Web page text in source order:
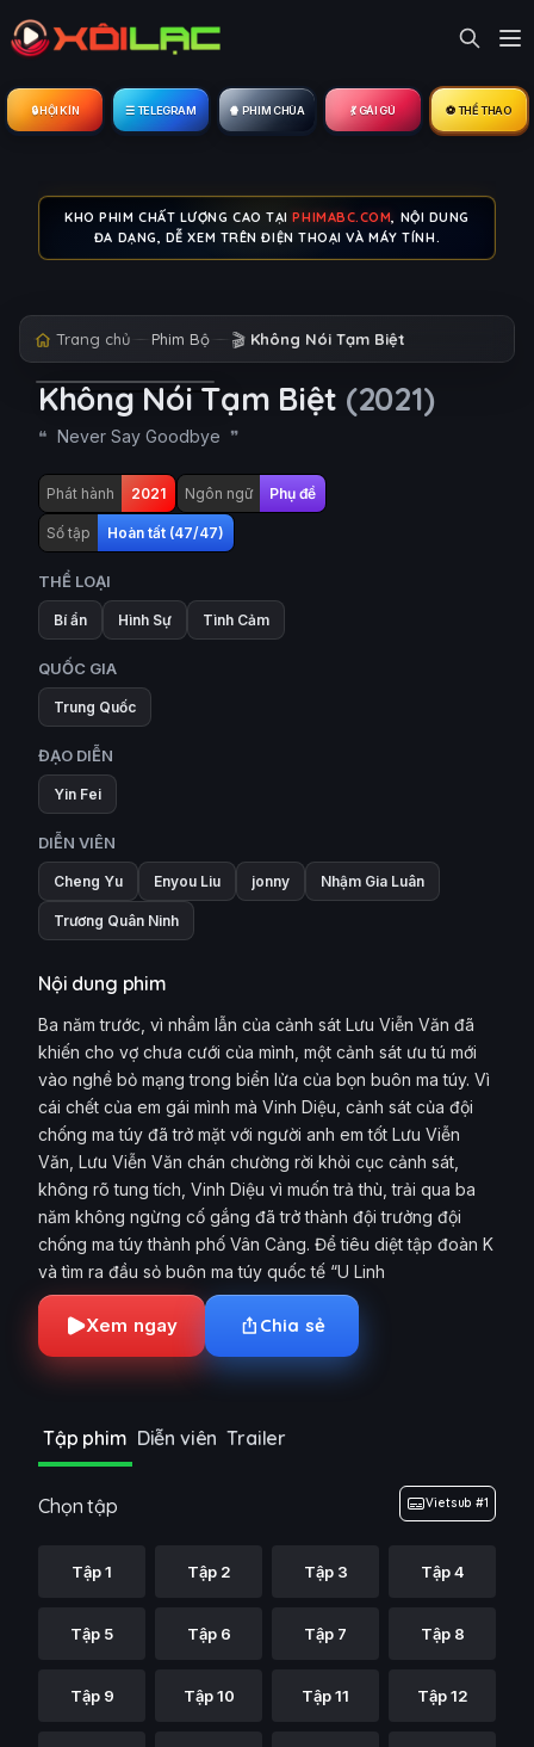
🔒︎ HỘI KÍN ☰ TELEGRAM 🍿 PHIM CHÙA 💃 GÁI GÚ ⚽ THỂ THAO
KHO PHIM CHẤT LƯỢNG CAO TẠIPHIMABC.COM, NỘI DUNG
ĐA DẠNG, DỄ XEM TRÊN ĐIỆN THOẠI VÀ MÁY TÍNH.
Trang chủ Phim Bộ 🎬 Không Nói Tạm Biệt
Không Nói Tạm Biệt (2021)
Never Say Goodbye
Phát hành 2021 Ngôn ngữ Phụ đề
Số tập Hoàn tất (47/47)
THỂ LOẠI
Bí ẩn Hình Sự Tình Cảm
QUỐC GIA
Trung Quốc
ĐẠO DIỄN
Yin Fei
DIỄN VIÊN
Cheng Yu Enyou Liu jonny Nhậm Gia Luân
Trương Quân Ninh
Nội dung phim
Ba năm trước, vì nhầm lẫn của cảnh sát Lưu Viễn Văn đã
khiến cho vợ chưa cưới của mình, một cảnh sát ưu tú mới
vào nghề bỏ mạng trong biển lửa của bọn buôn ma túy. Vì
cái chết của em gái mình mà Vinh Diệu, cảnh sát của đội
chống ma túy đã trở mặt với người anh em tốt Lưu Viễn
Văn, Lưu Viễn Văn chán chường rời khỏi cục cảnh sát,
không rõ tung tích, Vinh Diệu vì muốn trả thù, trải qua ba
năm không ngừng cố gắng đã trở thành đội trưởng đội
chống ma túy thành phố Vân Cảng. Để tiêu diệt tập đoàn K
và tìm ra đầu sỏ buôn ma túy quốc tế “U Linh
Xem ngay Chia sẻ
Tập phim Diễn viên Trailer
Chọn tập Vietsub #1
Tập 1 Tập 2 Tập 3 Tập 4
Tập 5 Tập 6 Tập 7 Tập 8
Tập 9 Tập 10 Tập 11 Tập 12